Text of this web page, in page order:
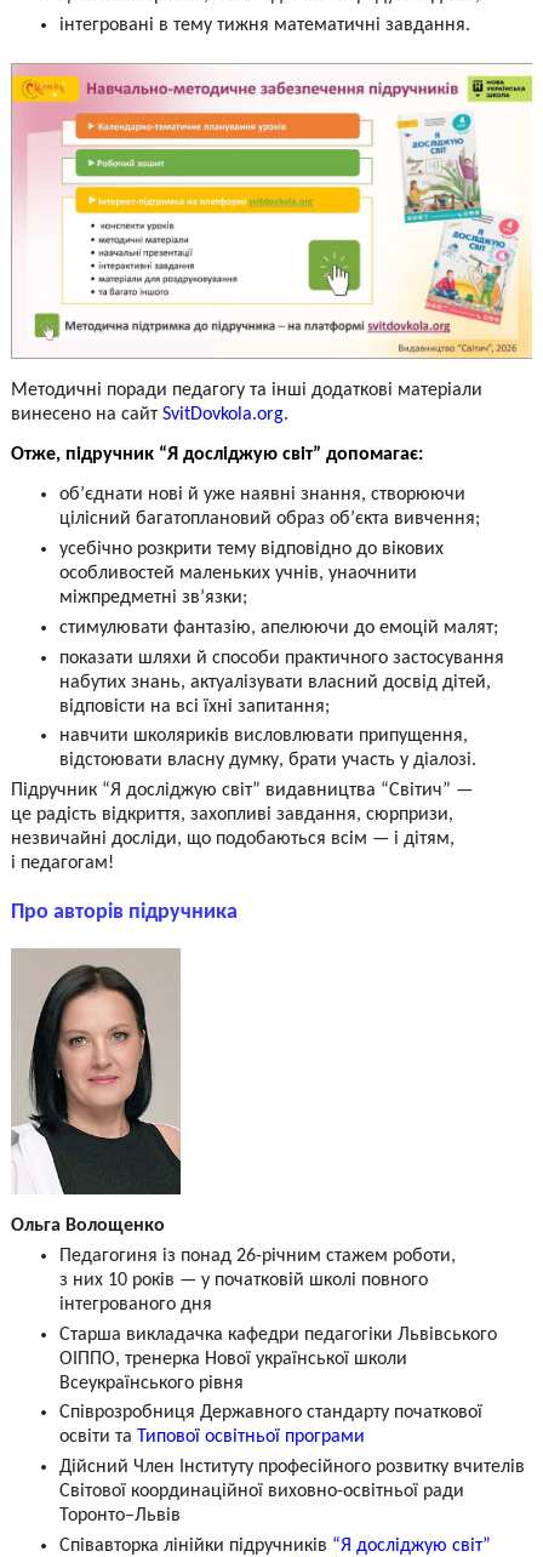
інтегровані в тему тижня математичні завдання.
Методичні поради педагогу та інші додаткові матеріали
винесено на сайт SvitDovkola.org.
Отже, підручник “Я досліджую світ” допомагає:
об’єднати нові й уже наявні знання, створюючи
цілісний багатоплановий образ об’єкта вивчення;
усебічно розкрити тему відповідно до вікових
особливостей маленьких учнів, унаочнити
міжпредметні зв’язки;
стимулювати фантазію, апелюючи до емоцій малят;
показати шляхи й способи практичного застосування
набутих знань, актуалізувати власний досвід дітей,
відповісти на всі їхні запитання;
навчити школяриків висловлювати припущення,
відстоювати власну думку, брати участь у діалозі.
Підручник “Я досліджую світ” видавництва “Світич” —
це радість відкриття, захопливі завдання, сюрпризи,
незвичайні досліди, що подобаються всім — і дітям,
і педагогам!
Про авторів підручника
Ольга Волощенко
Педагогиня із понад 26-річним стажем роботи,
з них 10 років — у початковій школі повного
інтегрованого дня
Старша викладачка кафедри педагогіки Львівського
ОІППО, тренерка Нової української школи
Всеукраїнського рівня
Співрозробниця Державного стандарту початкової
освіти та Типової освітньої програми
Дійсний Член Інституту професійного розвитку вчителів
Світової координаційної виховно-освітньої ради
Торонто–Львів
Співавторка лінійки підручників “Я досліджую світ”